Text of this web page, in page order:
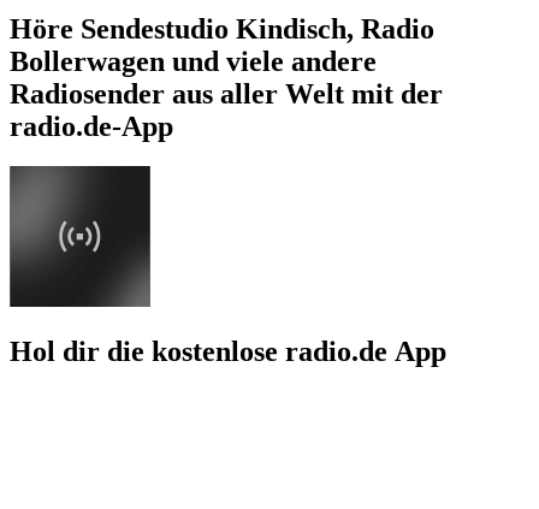
Höre Sendestudio Kindisch, Radio
Bollerwagen und viele andere
Radiosender aus aller Welt mit der
radio.de-App
Hol dir die kostenlose radio.de App